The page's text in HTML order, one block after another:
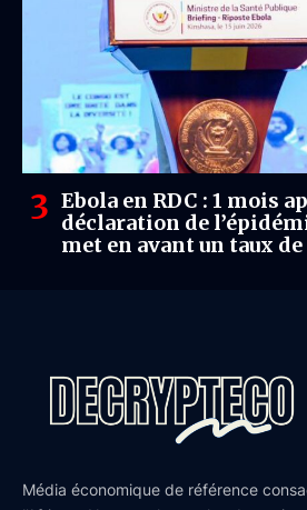
Ebola en RDC : 1 mois
déclaration de
met en avant un taux
Média économique de référence